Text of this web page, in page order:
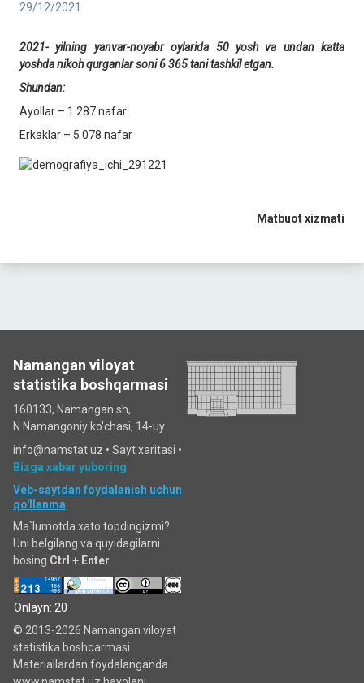
29/12/2021
2021- yilning yanvar-noyabr oylarida 50 yosh va undan katta
yoshda nikoh qurganlar soni 6 365 tani tashkil etgan.
Shundan:
Ayollar – 1 287 nafar
Erkaklar – 5 078 nafar
Matbuot xizmati
Namangan viloyat
statistika boshqarmasi
160133, Namangan sh,
N.Namangoniy ko'chasi, 14-uy.
info@namstat.uz • Sayt xaritasi •
Bizga xabar yuboring
Veb-saytdan foydalanish uchun
qo'llanma
Ma`lumotda xato topdingizmi?
Uni belgilang va quyidagilarni
bosing Ctrl + Enter
Onlayn: 20
© 2013-2026 Namangan viloyat
statistika boshqarmasi
Materiallardan foydalanganda